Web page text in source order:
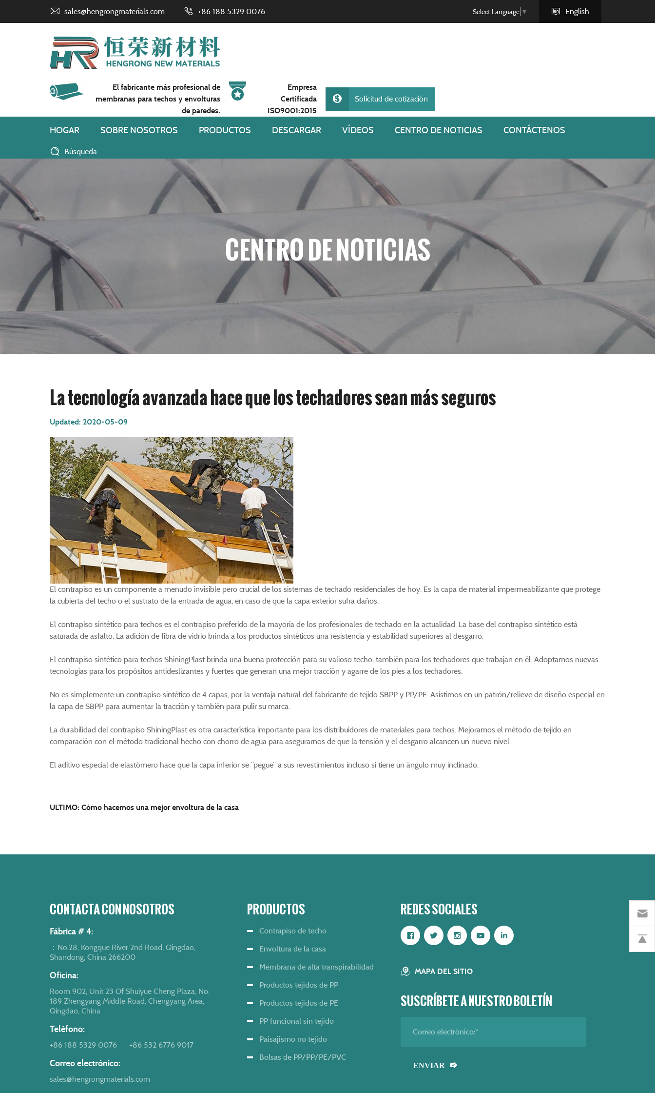
sales@hengrongmaterials.com +86 188 5329 0076 Select Language ▼ English
El fabricante más profesional de
membranas para techos y envolturas
de paredes.
Empresa
Certificada
ISO9001:2015
Solicitud de cotización
HOGAR SOBRE NOSOTROS PRODUCTOS DESCARGAR VÍDEOS CENTRO DE NOTICIAS CONTÁCTENOS
Búsqueda
CENTRO DE NOTICIAS
La tecnología avanzada hace que los techadores sean más seguros
Updated: 2020-05-09
El contrapiso es un componente a menudo invisible pero crucial de los sistemas de techado residenciales de hoy. Es la capa de material impermeabilizante que protege
la cubierta del techo o el sustrato de la entrada de agua, en caso de que la capa exterior sufra daños.
El contrapiso sintético para techos es el contrapiso preferido de la mayoría de los profesionales de techado en la actualidad. La base del contrapiso sintético está
saturada de asfalto. La adición de fibra de vidrio brinda a los productos sintéticos una resistencia y estabilidad superiores al desgarro.
El contrapiso sintético para techos ShiningPlast brinda una buena protección para su valioso techo, también para los techadores que trabajan en él. Adoptamos nuevas
tecnologías para los propósitos antideslizantes y fuertes que generan una mejor tracción y agarre de los pies a los techadores.
No es simplemente un contrapiso sintético de 4 capas, por la ventaja natural del fabricante de tejido SBPP y PP/PE. Asistimos en un patrón/relieve de diseño especial en
la capa de SBPP para aumentar la tracción y también para pulir su marca.
La durabilidad del contrapiso ShiningPlast es otra característica importante para los distribuidores de materiales para techos. Mejoramos el método de tejido en
comparación con el método tradicional hecho con chorro de agua para asegurarnos de que la tensión y el desgarro alcancen un nuevo nivel.
El aditivo especial de elastómero hace que la capa inferior se “pegue” a sus revestimientos incluso si tiene un ángulo muy inclinado.
ULTIMO: Cómo hacemos una mejor envoltura de la casa
CONTACTA CON NOSOTROS
Fábrica # 4:
：No.28, Kongque River 2nd Road, Qingdao,
Shandong, China 266200
Oficina:
Room 902, Unit 23 Of Shuiyue Cheng Plaza, No.
189 Zhengyang Middle Road, Chengyang Area,
Qingdao, China
Teléfono:
+86 188 5329 0076 +86 532 6776 9017
Correo electrónico:
sales@hengrongmaterials.com
PRODUCTOS
Contrapiso de techo
Envoltura de la casa
Membrana de alta transpirabilidad
Productos tejidos de PP
Productos tejidos de PE
PP funcional sin tejido
Paisajismo no tejido
Bolsas de PP/PP/PE/PVC
REDES SOCIALES
MAPA DEL SITIO
SUSCRÍBETE A NUESTRO BOLETÍN
ENVIAR